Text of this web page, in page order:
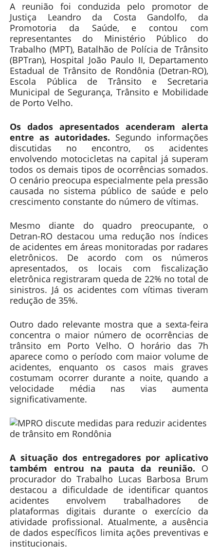
A reunião foi conduzida pelo promotor de
Justiça Leandro da Costa Gandolfo, da
Promotoria da Saúde, e contou com
representantes do Ministério Público do
Trabalho (MPT), Batalhão de Polícia de Trânsito
(BPTran), Hospital João Paulo II, Departamento
Estadual de Trânsito de Rondônia (Detran-RO),
Escola Pública de Trânsito e Secretaria
Municipal de Segurança, Trânsito e Mobilidade
de Porto Velho.
Os dados apresentados acenderam alerta
entre as autoridades. Segundo informações
discutidas no encontro, os acidentes
envolvendo motocicletas na capital já superam
todos os demais tipos de ocorrências somados.
O cenário preocupa especialmente pela pressão
causada no sistema público de saúde e pelo
crescimento constante do número de vítimas.
Mesmo diante do quadro preocupante, o
Detran-RO destacou uma redução nos índices
de acidentes em áreas monitoradas por radares
eletrônicos. De acordo com os números
apresentados, os locais com fiscalização
eletrônica registraram queda de 22% no total de
sinistros. Já os acidentes com vítimas tiveram
redução de 35%.
Outro dado relevante mostra que a sexta-feira
concentra o maior número de ocorrências de
trânsito em Porto Velho. O horário das 7h
aparece como o período com maior volume de
acidentes, enquanto os casos mais graves
costumam ocorrer durante a noite, quando a
velocidade média nas vias aumenta
significativamente.
A situação dos entregadores por aplicativo
também entrou na pauta da reunião. O
procurador do Trabalho Lucas Barbosa Brum
destacou a dificuldade de identificar quantos
acidentes envolvem trabalhadores de
plataformas digitais durante o exercício da
atividade profissional. Atualmente, a ausência
de dados específicos limita ações preventivas e
institucionais.